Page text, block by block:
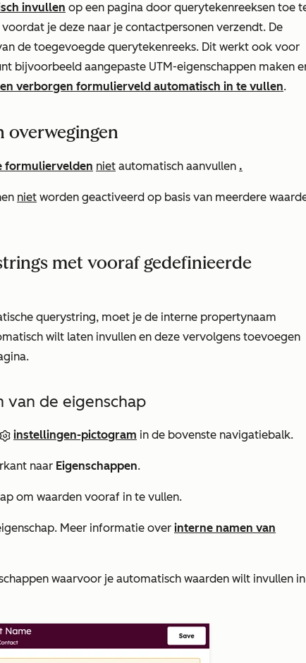
invullen op een pagina door querytekenreeksen toe
je deze naar je contactpersonen verzendt. De
de toegevoegde querytekenreeks. Dit werkt ook voor
bijvoorbeeld aangepaste UTM-eigenschappen maken
verborgen formulierveld automatisch in te vullen.
overwegingen
formuliervelden niet automatisch aanvullen .
niet worden geactiveerd op basis van meerdere
met vooraf gedefinieerde
querystring, moet je de interne propertynaam
wilt laten invullen en deze vervolgens toevoegen
van de eigenschap
instellingen-pictogram in de bovenste navigatiebalk.
naar Eigenschappen.
om waarden vooraf in te vullen.
Meer informatie over interne namen van
waarvoor je automatisch waarden wilt invullen in